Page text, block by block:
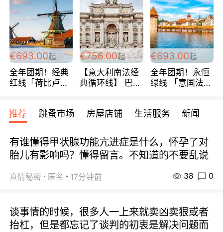
环线 全程四星宾
馆 108欧/人/天
边爽玩三日游
288欧/人
典五国四日游
488欧/人
€693.00起
全年团期！经典
红线「荷比卢德
天！巴黎上下！
包拼房~
€756.00起
【意大利南法经
典循环线】 巴黎
宾馆 108欧/天起
€693.00起
全年团期！永恒
绿线 「意国法
欧/天起 ~包拼房
推荐 跳蚤市场 房屋店铺 生活服务 新闻
有谁懂得甲状腺功能亢进症是什么，怀孕了对
胎儿有影响吗？懂得留言。不知道的不要乱说
真情秘密 匿名 17分钟前 38 0
谈事情的时候，很多人一上来就卖凶卖狠或者
抬杠，但是都忘记了谈判的初衷是解决问题而